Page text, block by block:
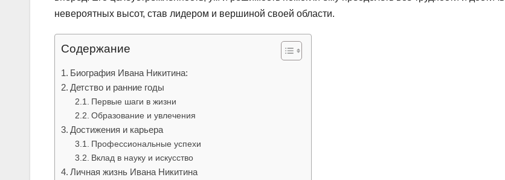
невероятных высот, став лидером и вершиной своей области.
Содержание
Биография Ивана Никитина:
Детство и ранние годы
Первые шаги в жизни
Образование и увлечения
Достижения и карьера
Профессиональные успехи
Вклад в науку и искусство
Личная жизнь Ивана Никитина